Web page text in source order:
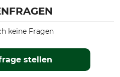
stellen
keine Fragen